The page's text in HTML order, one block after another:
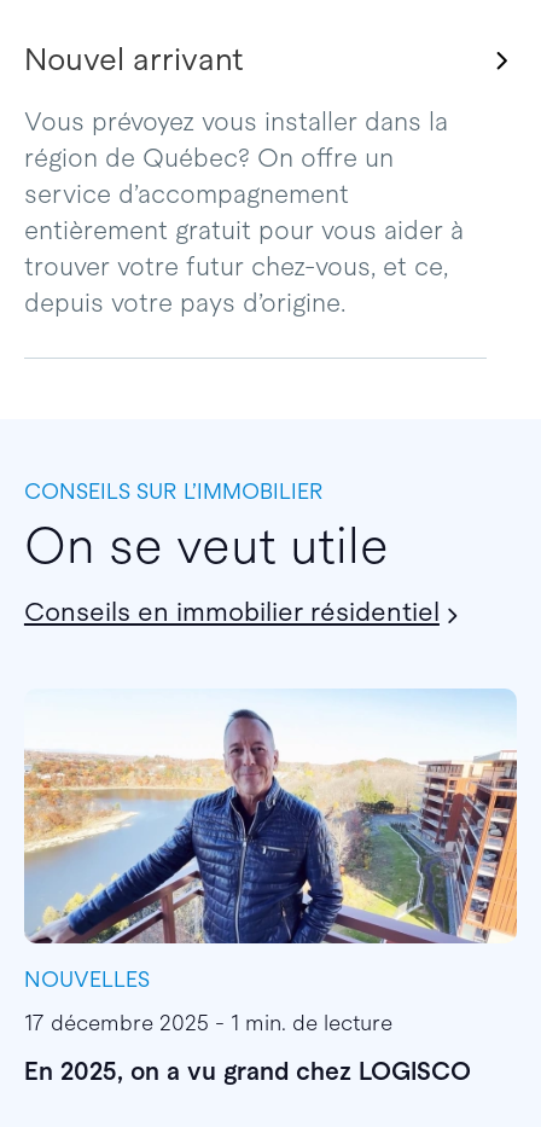
Nouvel arrivant
Vous prévoyez vous installer dans la
région de Québec? On offre un
service d’accompagnement
entièrement gratuit pour vous aider à
trouver votre futur chez-vous, et ce,
depuis votre pays d’origine.
CONSEILS SUR L’IMMOBILIER
On se veut utile
Conseils en immobilier résidentiel
NOUVELLES
17 décembre 2025 - 1 min. de lecture
En 2025, on a vu grand chez LOGISCO